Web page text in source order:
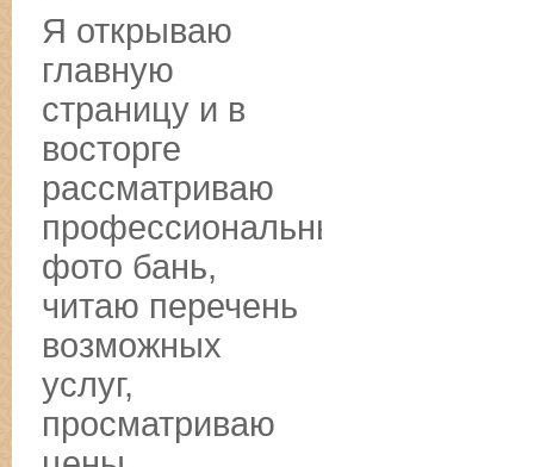
Я открываю
главную
страницу и в
восторге
рассматриваю
профессиональные
фото бань,
читаю перечень
возможных
услуг,
просматриваю